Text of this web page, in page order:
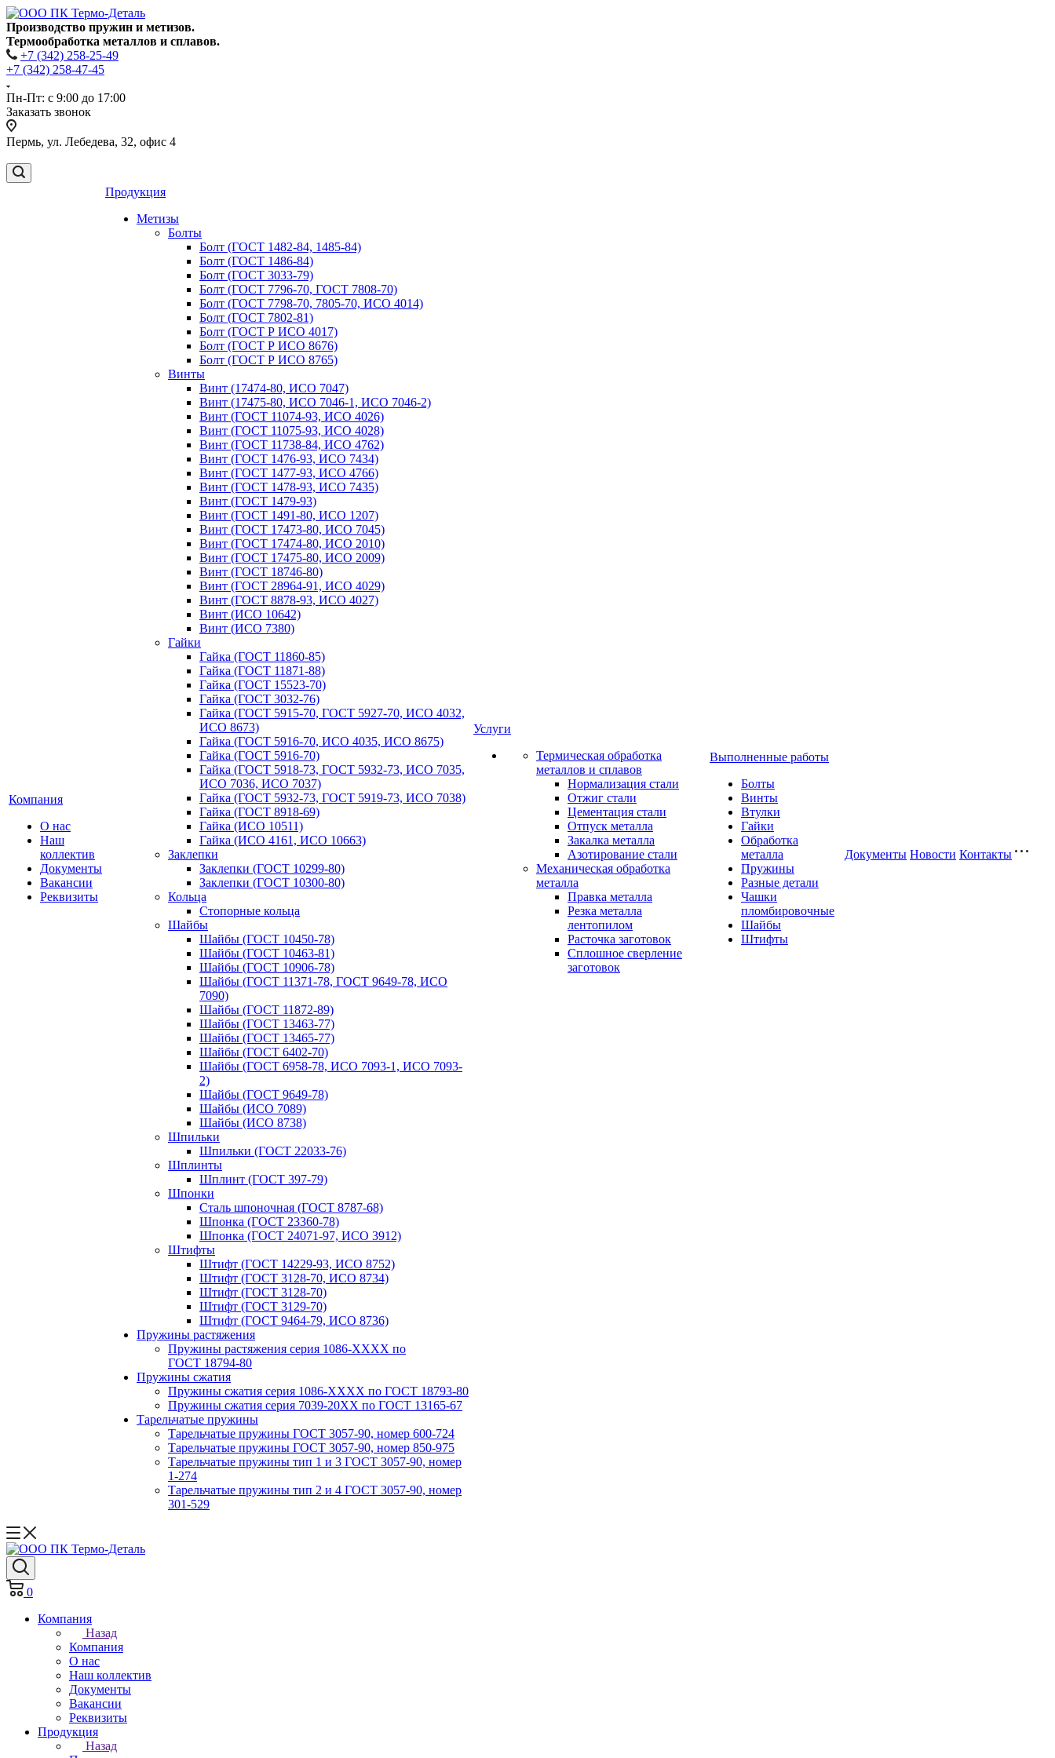
Производство пружин и метизов.
Термообработка металлов и сплавов.
+7 (342) 258-25-49
+7 (342) 258-47-45
Пн-Пт: с 9:00 до 17:00
Заказать звонок
Пермь, ул. Лебедева, 32, офис 4
Компания
О нас
Наш
коллектив
Документы
Вакансии
Реквизиты
Продукция
Метизы
Болты
Болт (ГОСТ 1482-84, 1485-84)
Болт (ГОСТ 1486-84)
Болт (ГОСТ 3033-79)
Болт (ГОСТ 7796-70, ГОСТ 7808-70)
Болт (ГОСТ 7798-70, 7805-70, ИСО 4014)
Болт (ГОСТ 7802-81)
Болт (ГОСТ Р ИСО 4017)
Болт (ГОСТ Р ИСО 8676)
Болт (ГОСТ Р ИСО 8765)
Винты
Винт (17474-80, ИСО 7047)
Винт (17475-80, ИСО 7046-1, ИСО 7046-2)
Винт (ГОСТ 11074-93, ИСО 4026)
Винт (ГОСТ 11075-93, ИСО 4028)
Винт (ГОСТ 11738-84, ИСО 4762)
Винт (ГОСТ 1476-93, ИСО 7434)
Винт (ГОСТ 1477-93, ИСО 4766)
Винт (ГОСТ 1478-93, ИСО 7435)
Винт (ГОСТ 1479-93)
Винт (ГОСТ 1491-80, ИСО 1207)
Винт (ГОСТ 17473-80, ИСО 7045)
Винт (ГОСТ 17474-80, ИСО 2010)
Винт (ГОСТ 17475-80, ИСО 2009)
Винт (ГОСТ 18746-80)
Винт (ГОСТ 28964-91, ИСО 4029)
Винт (ГОСТ 8878-93, ИСО 4027)
Винт (ИСО 10642)
Винт (ИСО 7380)
Гайки
Гайка (ГОСТ 11860-85)
Гайка (ГОСТ 11871-88)
Гайка (ГОСТ 15523-70)
Гайка (ГОСТ 3032-76)
Гайка (ГОСТ 5915-70, ГОСТ 5927-70, ИСО 4032,
ИСО 8673)
Гайка (ГОСТ 5916-70, ИСО 4035, ИСО 8675)
Гайка (ГОСТ 5916-70)
Гайка (ГОСТ 5918-73, ГОСТ 5932-73, ИСО 7035,
ИСО 7036, ИСО 7037)
Гайка (ГОСТ 5932-73, ГОСТ 5919-73, ИСО 7038)
Гайка (ГОСТ 8918-69)
Гайка (ИСО 10511)
Гайка (ИСО 4161, ИСО 10663)
Заклепки
Заклепки (ГОСТ 10299-80)
Заклепки (ГОСТ 10300-80)
Кольца
Стопорные кольца
Шайбы
Шайбы (ГОСТ 10450-78)
Шайбы (ГОСТ 10463-81)
Шайбы (ГОСТ 10906-78)
Шайбы (ГОСТ 11371-78, ГОСТ 9649-78, ИСО
7090)
Шайбы (ГОСТ 11872-89)
Шайбы (ГОСТ 13463-77)
Шайбы (ГОСТ 13465-77)
Шайбы (ГОСТ 6402-70)
Шайбы (ГОСТ 6958-78, ИСО 7093-1, ИСО 7093-
2)
Шайбы (ГОСТ 9649-78)
Шайбы (ИСО 7089)
Шайбы (ИСО 8738)
Шпильки
Шпильки (ГОСТ 22033-76)
Шплинты
Шплинт (ГОСТ 397-79)
Шпонки
Сталь шпоночная (ГОСТ 8787-68)
Шпонка (ГОСТ 23360-78)
Шпонка (ГОСТ 24071-97, ИСО 3912)
Штифты
Штифт (ГОСТ 14229-93, ИСО 8752)
Штифт (ГОСТ 3128-70, ИСО 8734)
Штифт (ГОСТ 3128-70)
Штифт (ГОСТ 3129-70)
Штифт (ГОСТ 9464-79, ИСО 8736)
Пружины растяжения
Пружины растяжения серия 1086-ХХХХ по
ГОСТ 18794‑80
Пружины сжатия
Пружины сжатия серия 1086-ХХХХ по ГОСТ 18793‑80
Пружины сжатия серия 7039-20ХХ по ГОСТ 13165‑67
Тарельчатые пружины
Тарельчатые пружины ГОСТ 3057-90, номер 600-724
Тарельчатые пружины ГОСТ 3057-90, номер 850-975
Тарельчатые пружины тип 1 и 3 ГОСТ 3057-90, номер
1-274
Тарельчатые пружины тип 2 и 4 ГОСТ 3057-90, номер
301-529
Услуги
Термическая обработка
металлов и сплавов
Нормализация стали
Отжиг стали
Цементация стали
Отпуск металла
Закалка металла
Азотирование стали
Механическая обработка
металла
Правка металла
Резка металла
лентопилом
Расточка заготовок
Сплошное сверление
заготовок
Выполненные работы
Болты
Винты
Втулки
Гайки
Обработка
металла
Пружины
Разные детали
Чашки
пломбировочные
Шайбы
Штифты
Документы Новости Контакты
0
Компания
Назад
Компания
О нас
Наш коллектив
Документы
Вакансии
Реквизиты
Продукция
Назад